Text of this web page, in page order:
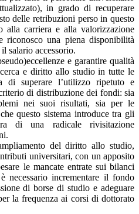
in grado di recuperare
delle retribuzioni perso in questo
alla carriera e alla valorizzazione
riconosco una piena disponibilità
salario accessorio.
e garantire qualità
e diritto allo studio in tutte le
superare l’utilizzo ripetuto e
di distribuzione dei fondi: sia
nei suoi risultati, sia per le
questo sistema introduce tra gli
di una radicale rivisitazione
del diritto allo studio,
universitari, con un apposito
le mancate entrate sui bilanci
necessario incrementare il fondo
di borse di studio e adeguare
la frequenza ai corsi di dottorato